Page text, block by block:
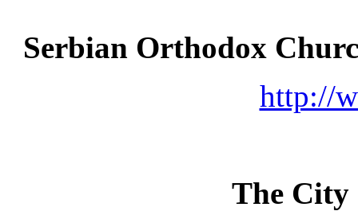
Serbian Orthodox
http://
The